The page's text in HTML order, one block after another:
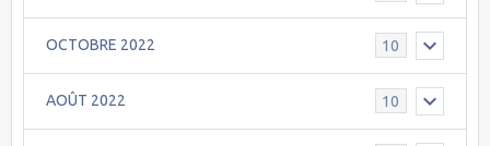
OCTOBRE 2022 10
AOÛT 2022 10